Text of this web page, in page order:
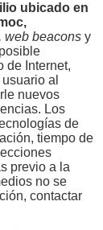
ubicado en
web beacons y
de Internet,
al
nuevos
Los
de
tiempo de
previo a la
no se
contactar